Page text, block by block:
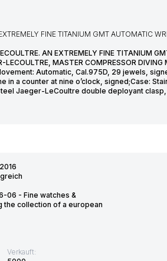
FINE TITANIUM GMT AUTOMATIC
AN EXTREMELY FINE TITANIUM
LECOULTRE, MASTER COMPRESSOR
Automatic, Cal.975D, 29 jewels,
in a counter at nine o’clock, signed;Case:
Jaeger-LeCoultre double deployant
06 - Fine watches &
the collection of a european
Verkauft: